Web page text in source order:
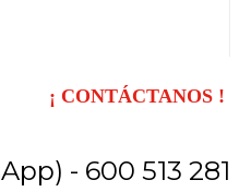
¡ CONTÁCTANOS !
- 600 513 281